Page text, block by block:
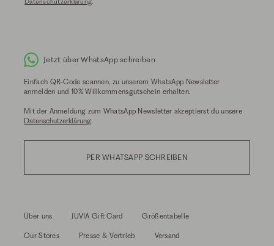
Jetzt über WhatsApp schreiben
Einfach QR-Code scannen, zu unserem WhatsApp Newsletter
anmelden und 10% Willkommensgutschein erhalten.
Mit der Anmeldung zum WhatsApp Newsletter akzeptierst du unsere
Datenschutzerklärung
PER WHATSAPP SCHREIBEN
Über uns JUVIA Gift Card Größentabelle
Our Stores Presse & Vertrieb Versand